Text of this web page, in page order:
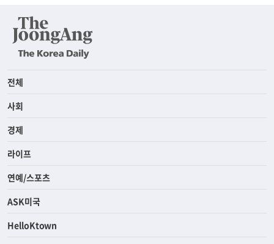
전체
사회
경제
라이프
연예/스포츠
ASK미국
HelloKtown